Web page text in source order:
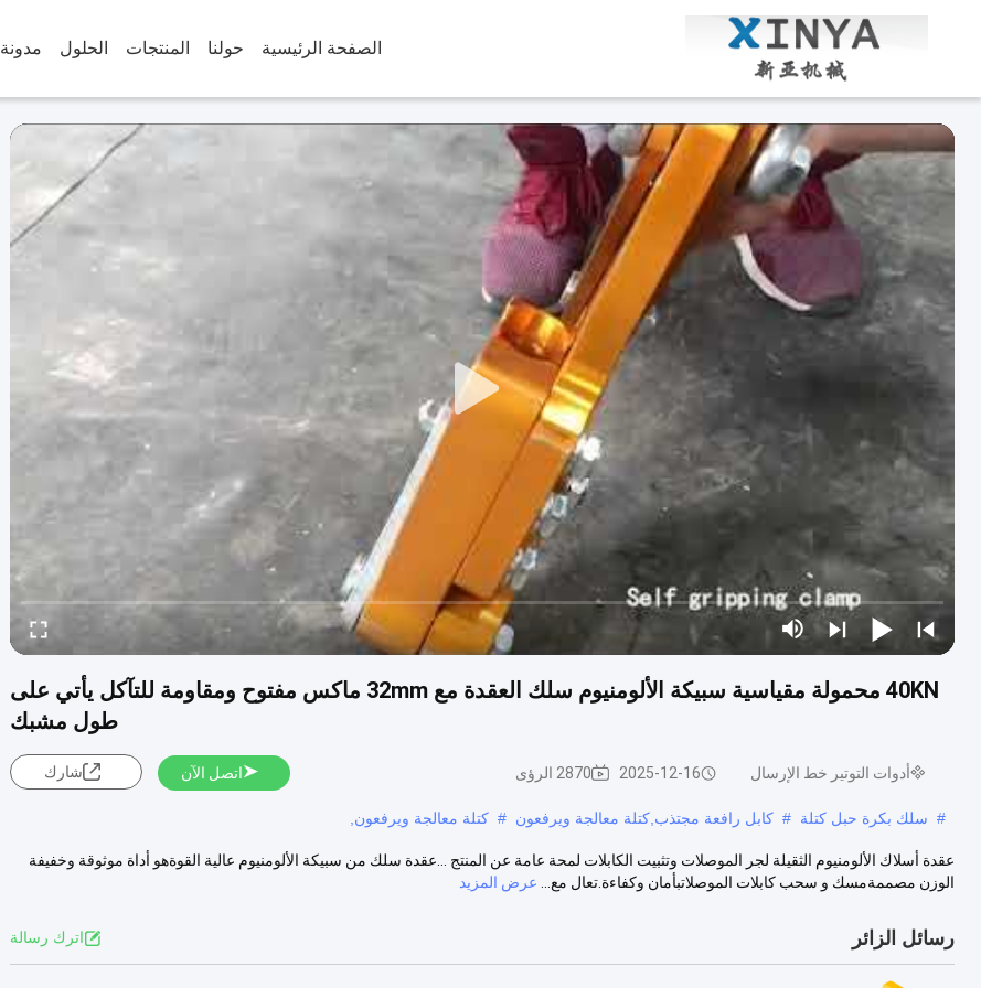
الصفحة الرئيسية حولنا المنتجات الحلول مدونة
40KN محمولة مقياسية سبيكة الألومنيوم سلك العقدة مع 32mm ماكس مفتوح ومقاومة للتآكل يأتي على
طول مشبك
أدوات التوتير خط الإرسال 2025-12-16 2870 الرؤى اتصل الآن شارك
# سلك بكرة حبل كتلة # كابل رافعة مجتذب,كتلة معالجة ويرفعون # كتلة معالجة ويرفعون,
عقدة أسلاك الألومنيوم الثقيلة لجر الموصلات وتثبيت الكابلات لمحة عامة عن المنتج ...عقدة سلك من سبيكة الألومنيوم عالية القوةهو أداة موثوقة وخفيفة
الوزن مصممةمسك و سحب كابلات الموصلاتبأمان وكفاءة.تعال مع...
عرض المزيد
رسائل الزائر اترك رسالة